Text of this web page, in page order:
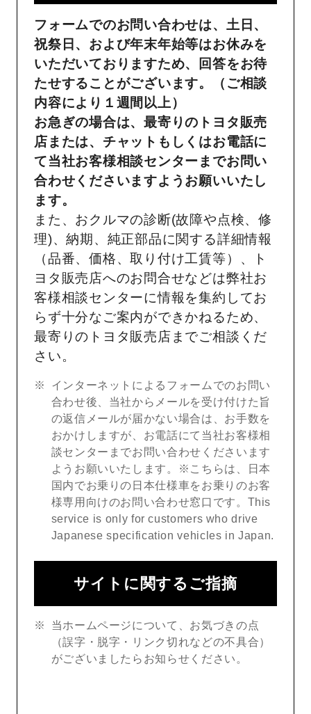
フォームでのお問い合わせは、土日、
祝祭日、および年末年始等はお休みを
いただいておりますため、回答をお待
たせすることがございます。（ご相談
内容により１週間以上）
お急ぎの場合は、最寄りのトヨタ販売
店または、チャットもしくはお電話に
て当社お客様相談センターまでお問い
合わせくださいますようお願いいたし
ます。
また、おクルマの診断(故障や点検、修
理)、納期、純正部品に関する詳細情報
（品番、価格、取り付け工賃等）、ト
ヨタ販売店へのお問合せなどは弊社お
客様相談センターに情報を集約してお
らず十分なご案内ができかねるため、
最寄りのトヨタ販売店までご相談くだ
さい。
インターネットによるフォームでのお問い
合わせ後、当社からメールを受け付けた旨
の返信メールが届かない場合は、お手数を
おかけしますが、お電話にて当社お客様相
談センターまでお問い合わせくださいます
ようお願いいたします。※こちらは、日本
国内でお乗りの日本仕様車をお乗りのお客
様専用向けのお問い合わせ窓口です。This
service is only for customers who drive
Japanese specification vehicles in Japan.
サイトに関するご指摘
当ホームページについて、お気づきの点
（誤字・脱字・リンク切れなどの不具合）
がございましたらお知らせください。